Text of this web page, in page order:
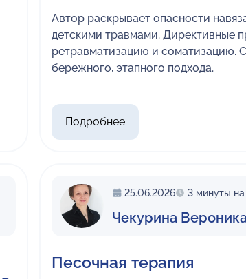
Автор раскрывает опасности
детскими травмами. Директивные
ретравматизацию и соматизацию.
бережного, этапного подхода.
Подробнее
25.06.2026 3 минуты на
Чекурина
Песочная терапия